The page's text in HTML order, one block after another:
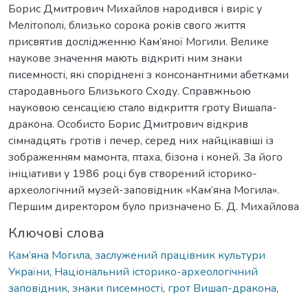
Борис Дмитрович Михайлов народився і виріс у
Мелітополі, близько сорока років свого життя
присвятив дослідженню Кам’яної Могили. Велике
наукове значення мають відкриті ним знаки
писемності, які споріднені з консонантними абетками
стародавнього Близького Сходу. Справжньою
науковою сенсацією стало відкриття гроту Вишапа-
дракона. Особисто Борис Дмитрович відкрив
сімнадцять гротів і печер, серед них найцікавіші із
зображенням мамонта, птаха, бізона і коней. За його
ініціативи у 1986 році був створений історико-
археологічний музей-заповідник «Кам’яна Могила».
Першим директором було призначено Б. Д. Михайлова
Ключові слова
Кам’яна Могила, заслужений працівник культури
України, Національний історико-археологічний
заповідник, знаки писемності, грот Вишап-дракона,